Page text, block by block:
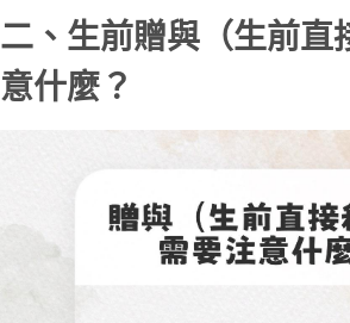
二、生前贈與（生前直
意什麼？